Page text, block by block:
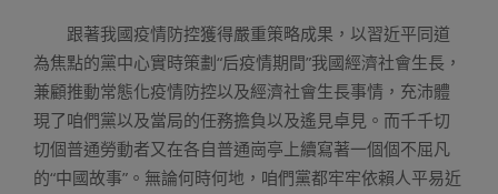
跟著我國疫情防控獲得嚴重策略成果，以習近平同道
為焦點的黨中心實時策劃“后疫情期間”我國經濟社會生長，
兼顧推動常態化疫情防控以及經濟社會生長事情，充沛體
現了咱們黨以及當局的任務擔負以及遙見卓見。而千千切
切個普通勞動者又在各自普通崗亭上續寫著一個個不屈凡
的“中國故事”。無論何時何地，咱們黨都牢牢依賴人平易近